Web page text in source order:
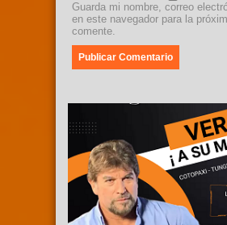
Guarda mi nombre, correo
en este navegador para la
comente.